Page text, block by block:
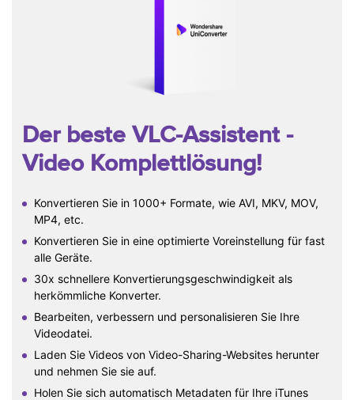
Der beste VLC-Assistent -
Video Komplettlösung!
Konvertieren Sie in 1000+ Formate, wie AVI, MKV, MOV,
MP4, etc.
Konvertieren Sie in eine optimierte Voreinstellung für fast
alle Geräte.
30x schnellere Konvertierungsgeschwindigkeit als
herkömmliche Konverter.
Bearbeiten, verbessern und personalisieren Sie Ihre
Videodatei.
Laden Sie Videos von Video-Sharing-Websites herunter
und nehmen Sie sie auf.
Holen Sie sich automatisch Metadaten für Ihre iTunes